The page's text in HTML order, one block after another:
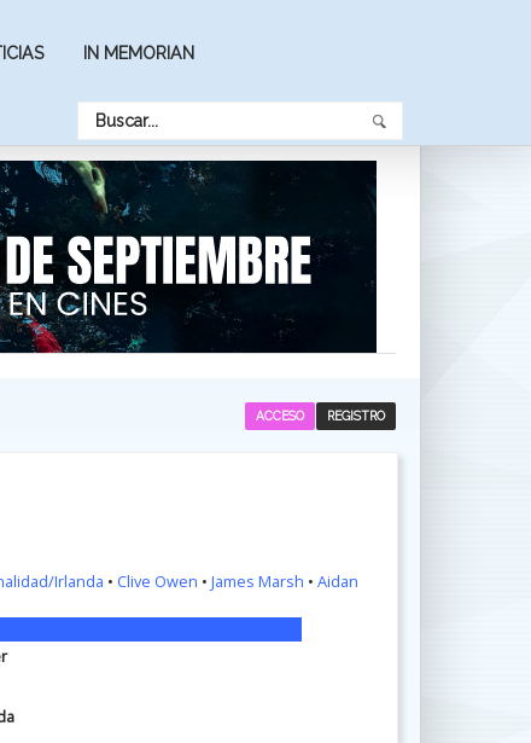
IN MEMORIAN
REGISTRO
ACCESO
Irlanda • Clive Owen • James Marsh • Aidan